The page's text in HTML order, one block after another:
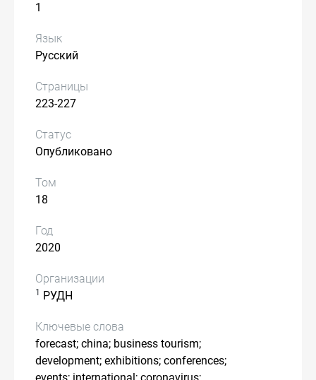
1
Язык
Русский
Страницы
223-227
Статус
Опубликовано
Том
18
Год
2020
Организации
1 РУДН
Ключевые слова
forecast; china; business tourism;
development; exhibitions; conferences;